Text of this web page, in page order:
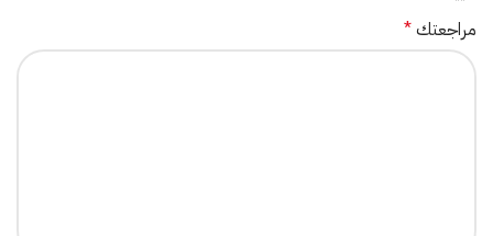
مراجعتك*